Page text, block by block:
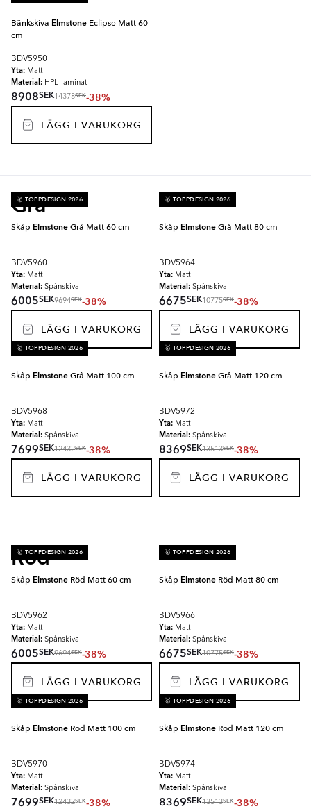
Bänkskiva Elmstone Eclipse Matt 60
cm
BDV5950
Yta: Matt
Material: HPL-laminat
8908SEK14378SEK-38%
LÄGG I VARUKORG
Grå
🥇 TOPPDESIGN 2026
Skåp ElmstoneGrå Matt 60 cm
BDV5960
Yta: Matt
Material: Spånskiva
6005SEK9694SEK-38%
LÄGG I VARUKORG
🥇 TOPPDESIGN 2026
Skåp ElmstoneGrå Matt 80 cm
BDV5964
Yta: Matt
Material: Spånskiva
6675SEK10775SEK-38%
LÄGG I VARUKORG
🥇 TOPPDESIGN 2026
Skåp ElmstoneGrå Matt 100 cm
BDV5968
Yta: Matt
Material: Spånskiva
7699SEK12432SEK-38%
LÄGG I VARUKORG
🥇 TOPPDESIGN 2026
Skåp ElmstoneGrå Matt 120 cm
BDV5972
Yta: Matt
Material: Spånskiva
8369SEK13513SEK-38%
LÄGG I VARUKORG
Röd
🥇 TOPPDESIGN 2026
Skåp Elmstone Röd Matt 60 cm
BDV5962
Yta: Matt
Material: Spånskiva
6005SEK9694SEK-38%
LÄGG I VARUKORG
🥇 TOPPDESIGN 2026
Skåp Elmstone Röd Matt 80 cm
BDV5966
Yta: Matt
Material: Spånskiva
6675SEK10775SEK-38%
LÄGG I VARUKORG
🥇 TOPPDESIGN 2026
Skåp Elmstone Röd Matt 100 cm
BDV5970
Yta: Matt
Material: Spånskiva
7699SEK12432SEK-38%
🥇 TOPPDESIGN 2026
Skåp Elmstone Röd Matt 120 cm
BDV5974
Yta: Matt
Material: Spånskiva
8369SEK13513SEK-38%